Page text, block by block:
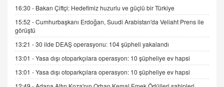
AV. DOĞAN CAN DOĞAN
Kişisel verilerin korunması ve dijital hukukun
gelişimi
15.09.2025 16:17
SEHER EREK
Kış Ayları Geldi, Hangi Önlemler Alınmalı?
9.12.2025 10:11
16:30 - Bakan Çiftçi: Hedefimiz huzurlu ve güçlü bir Türkiye
15:52 -Cumhurbaşkanı Erdoğan, Suudi Arabistan'da Veliaht Prens ile
görüştü
13:21 -30 ilde DEAŞ operasyonu: 104 şüpheli yakalandı
13:01 -Yasa dışı otoparkçılara operasyon: 10 şüpheliye ev hapsi
13:01 -Yasa dışı otoparkçılara operasyon: 10 şüpheliye ev hapsi